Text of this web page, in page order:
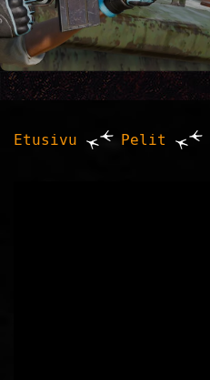
Etusivu Pelit